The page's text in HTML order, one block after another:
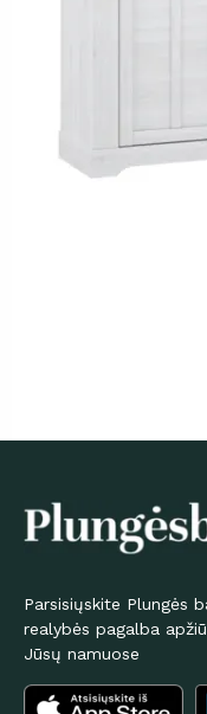
Parsisiųskite Plungės
realybės pagalba
Jūsų namuose